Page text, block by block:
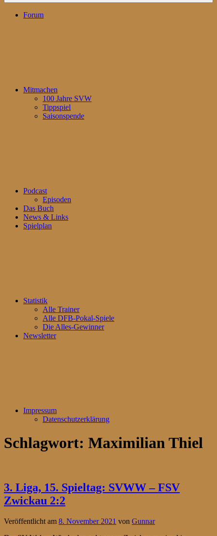
Forum
Mitmachen
100 Jahre SVW
Tippspiel
Saisonspende
Podcast
Episoden
Das Buch
News & Links
Spielplan
Statistik
Alle Trainer
Alle DFB-Pokal-Spiele
Die Alles-Gewinner
Newsletter
Impressum
Datenschutzerklärung
Schlagwort: Maximilian Thiel
3. Liga, 15. Spieltag: SVWW – FSV
Zwickau 2:2
Veröffentlicht am 8. November 2021 von Gunnar